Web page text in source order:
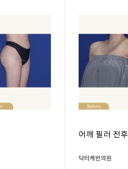
어깨 필러 전후
닥터케빈의원